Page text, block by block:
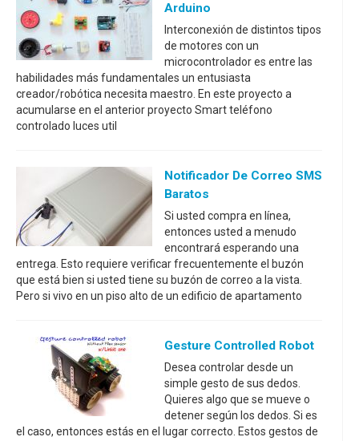
Arduino
Interconexión de distintos tipos
de motores con un
microcontrolador es entre las
habilidades más fundamentales un entusiasta
creador/robótica necesita maestro. En este proyecto a
acumularse en el anterior proyecto Smart teléfono
controlado luces util
Notificador De Correo SMS
Baratos
Si usted compra en línea,
entonces usted a menudo
encontrará esperando una
entrega. Esto requiere verificar frecuentemente el buzón
que está bien si usted tiene su buzón de correo a la vista.
Pero si vivo en un piso alto de un edificio de apartamento
Gesture Controlled Robot
Desea controlar desde un
simple gesto de sus dedos.
Quieres algo que se mueve o
detener según los dedos. Si es
el caso, entonces estás en el lugar correcto. Estos gestos de